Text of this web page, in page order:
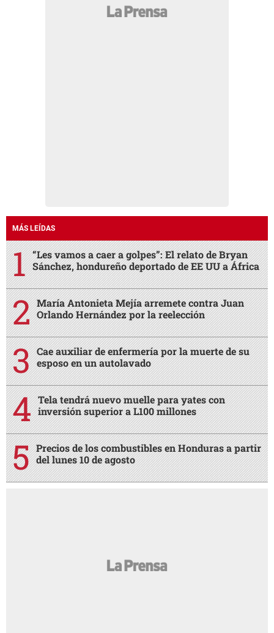
MÁS LEÍDAS
“Les vamos a caer a golpes”: El relato de Bryan
Sánchez, hondureño deportado de EE UU a África
María Antonieta Mejía arremete contra Juan
Orlando Hernández por la reelección
Cae auxiliar de enfermería por la muerte de su
esposo en un autolavado
Tela tendrá nuevo muelle para yates con
inversión superior a L100 millones
Precios de los combustibles en Honduras a partir
del lunes 10 de agosto